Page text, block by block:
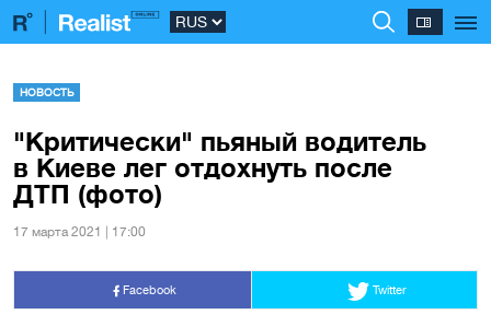
НОВОСТЬ
"Критически" пьяный водитель
в Киеве лег отдохнуть после
ДТП (фото)
17 марта 2021 | 17:00
Facebook Twitter